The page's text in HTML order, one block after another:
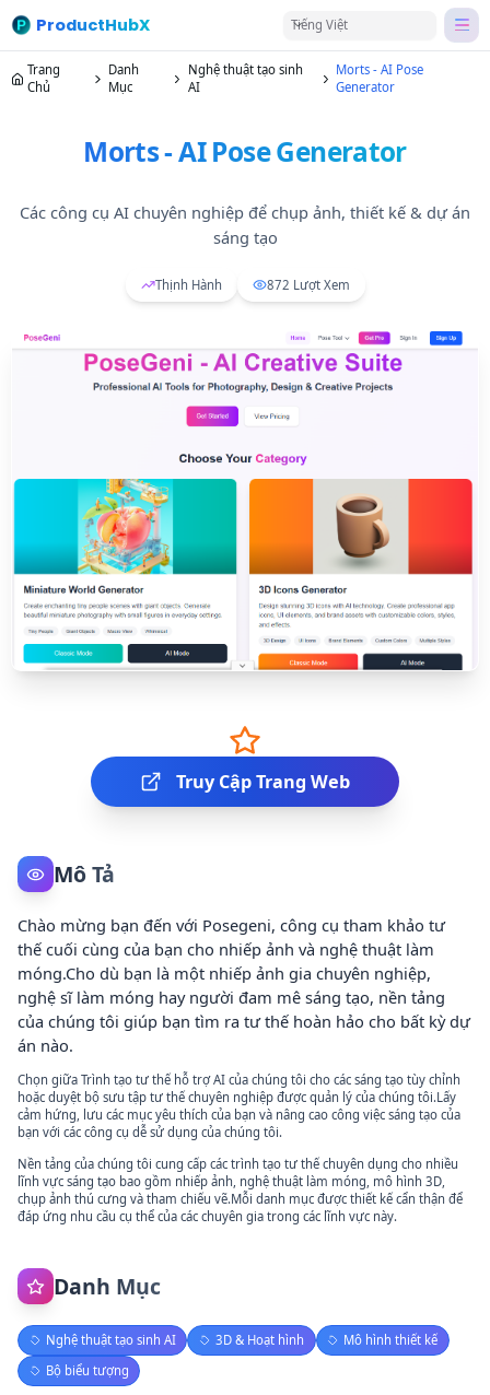
ProductHubX Tiếng Việt
Trang
Chủ
Danh
Mục
Nghệ thuật tạo sinh
AI
Morts - AI Pose
Generator
Morts - AI Pose Generator
Các công cụ AI chuyên nghiệp để chụp ảnh, thiết kế & dự án
sáng tạo
Thịnh Hành 872 Lượt Xem
Truy Cập Trang Web
Mô Tả
Chào mừng bạn đến với Posegeni, công cụ tham khảo tư
thế cuối cùng của bạn cho nhiếp ảnh và nghệ thuật làm
móng.Cho dù bạn là một nhiếp ảnh gia chuyên nghiệp,
nghệ sĩ làm móng hay người đam mê sáng tạo, nền tảng
của chúng tôi giúp bạn tìm ra tư thế hoàn hảo cho bất kỳ dự
án nào.
Chọn giữa Trình tạo tư thế hỗ trợ AI của chúng tôi cho các sáng tạo tùy chỉnh
hoặc duyệt bộ sưu tập tư thế chuyên nghiệp được quản lý của chúng tôi.Lấy
cảm hứng, lưu các mục yêu thích của bạn và nâng cao công việc sáng tạo của
bạn với các công cụ dễ sử dụng của chúng tôi.
Nền tảng của chúng tôi cung cấp các trình tạo tư thế chuyên dụng cho nhiều
lĩnh vực sáng tạo bao gồm nhiếp ảnh, nghệ thuật làm móng, mô hình 3D,
chụp ảnh thú cưng và tham chiếu vẽ.Mỗi danh mục được thiết kế cẩn thận để
đáp ứng nhu cầu cụ thể của các chuyên gia trong các lĩnh vực này.
Danh Mục
Nghệ thuật tạo sinh AI 3D & Hoạt hình
Mô hình thiết kế
Bộ biểu tượng